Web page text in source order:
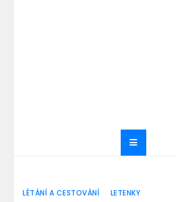
LÉTÁNÍ A CESTOVÁNÍ LETENKY